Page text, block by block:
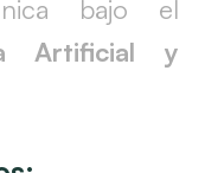
bajo el
Artificial y